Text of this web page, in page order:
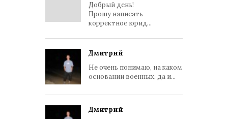
Добрый день!
Прошу написать
корректное юрид...
Дмитрий
Не очень понимаю, на каком
основании военных, да и...
Дмитрий